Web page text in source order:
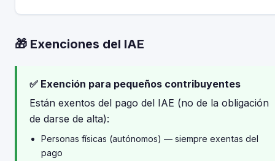
🎁 Exenciones del IAE
✅ Exención para pequeños contribuyentes
Están exentos del pago del IAE (no de la obligación
de darse de alta):
Personas físicas (autónomos) — siempre exentas del
pago